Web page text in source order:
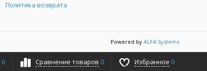
Политика возврата
Powered by ALFA Systems
0 Сравнение товаров 0 Избранное 0